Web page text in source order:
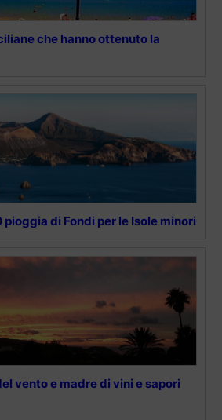
che hanno ottenuto la
di Fondi per le Isole minori
vento e madre di vini e sapori